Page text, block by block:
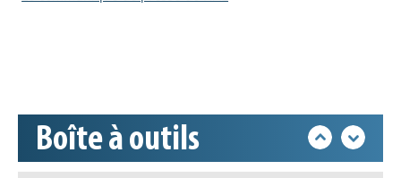
Boîte à outils
Nos veilles Scoop.it